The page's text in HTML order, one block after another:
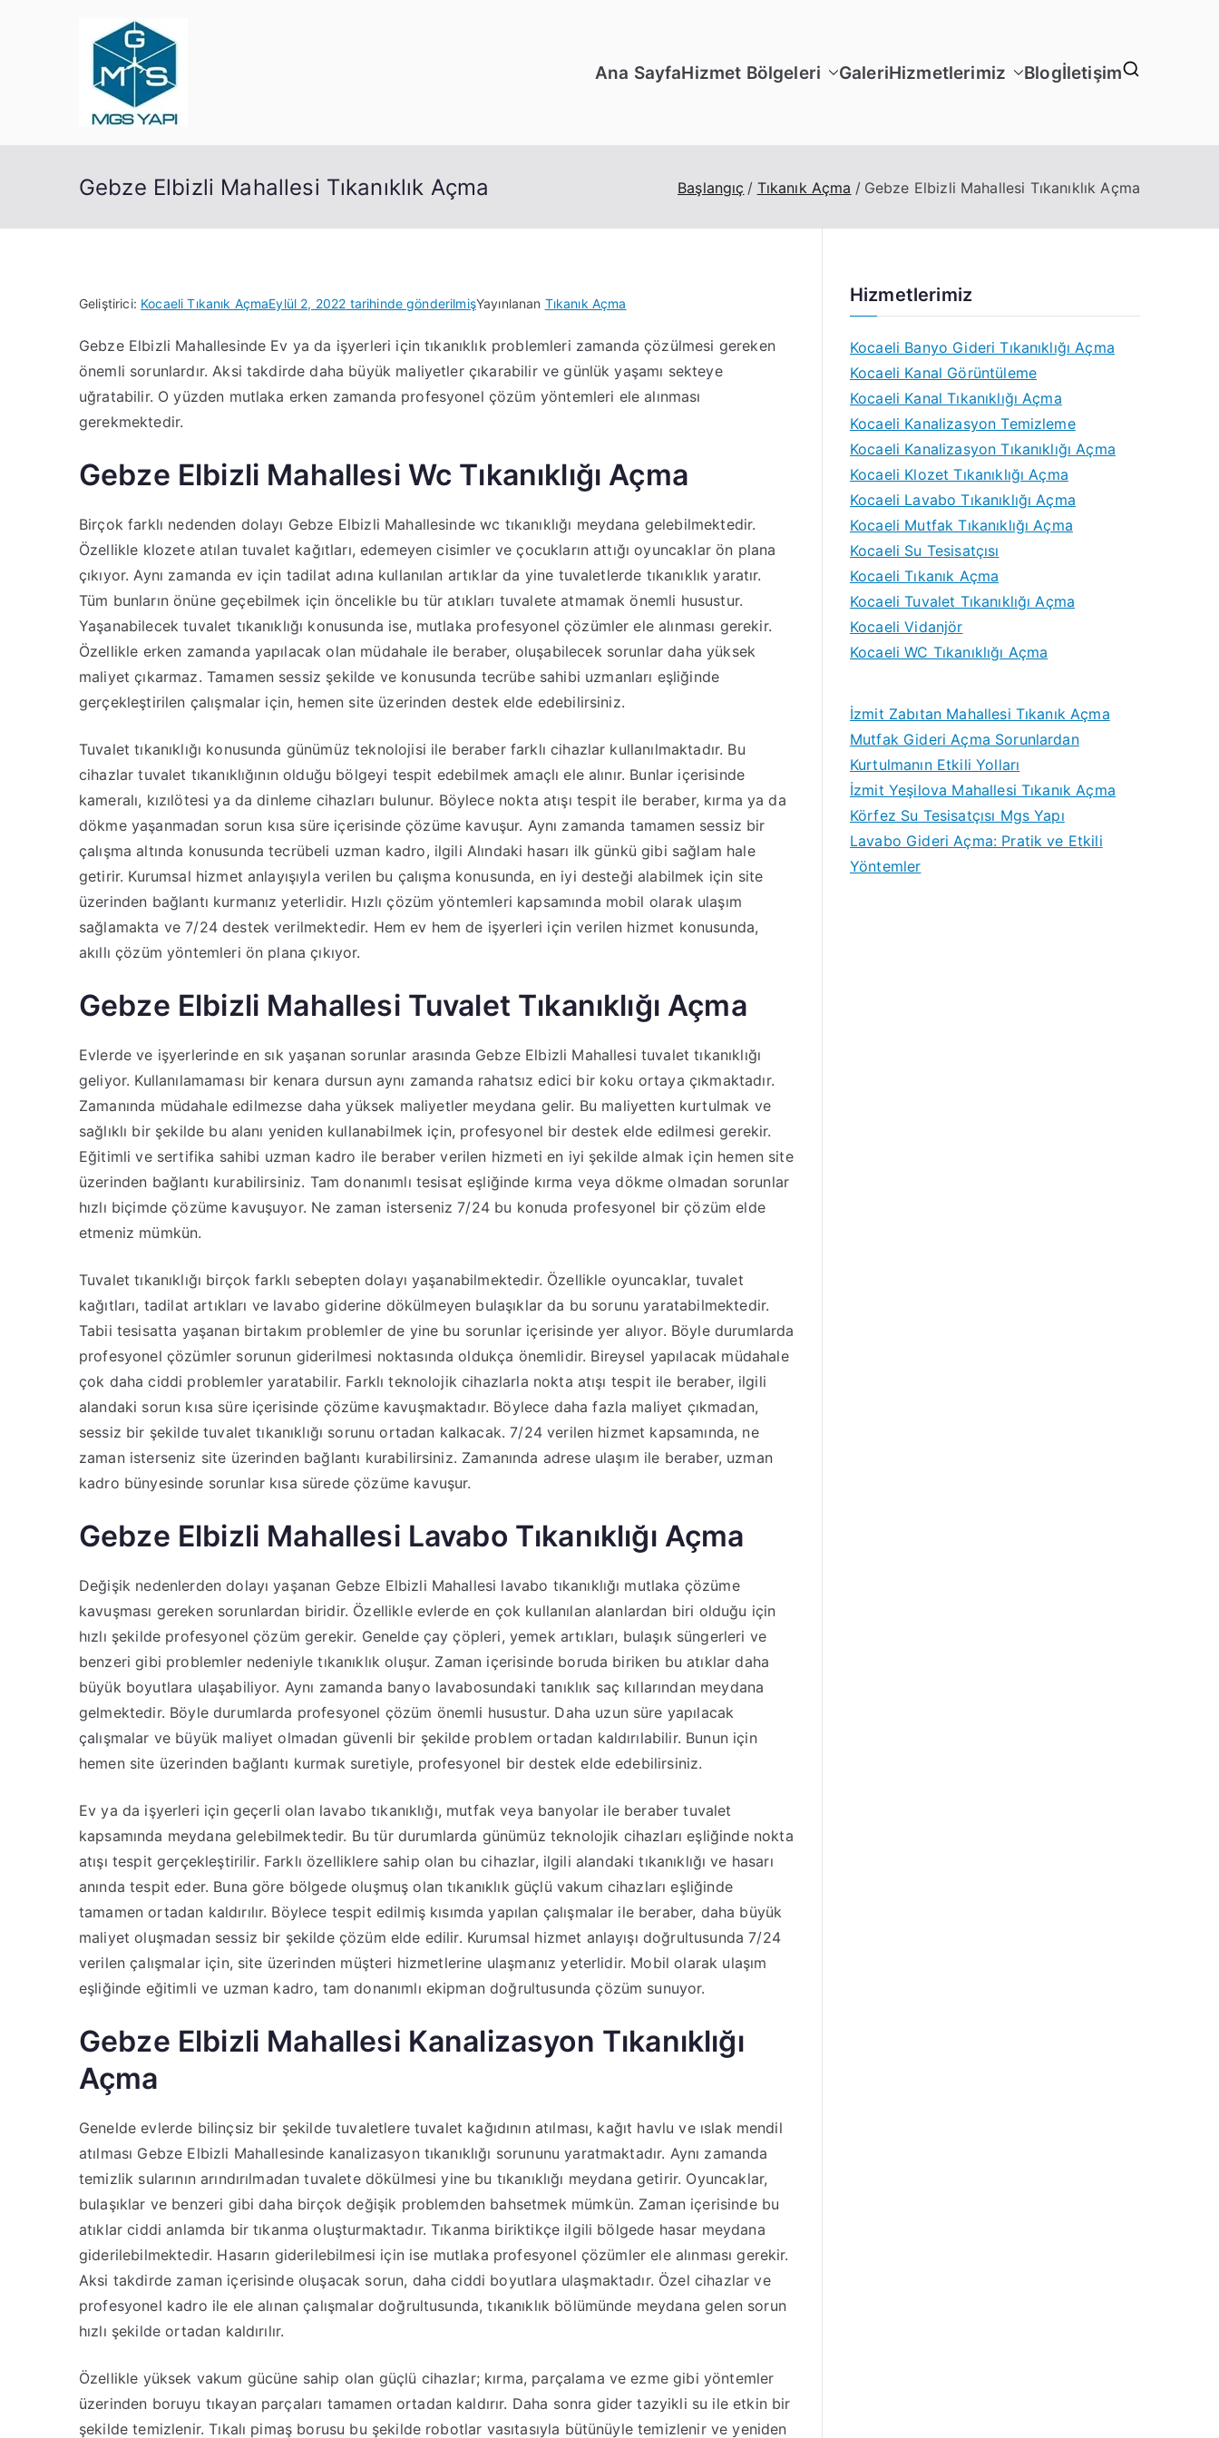
Ana SayfaHizmet Bölgeleri GaleriHizmetlerimiz Blogİletişim
Gebze Elbizli Mahallesi Tıkanıklık Açma Başlangıç Tıkanık Açma Gebze Elbizli Mahallesi Tıkanıklık Açma
Geliştirici: Kocaeli Tıkanık AçmaEylül 2, 2022 tarihinde gönderilmişYayınlanan Tıkanık Açma
Gebze Elbizli Mahallesinde Ev ya da işyerleri için tıkanıklık problemleri zamanda çözülmesi gereken
önemli sorunlardır. Aksi takdirde daha büyük maliyetler çıkarabilir ve günlük yaşamı sekteye
uğratabilir. O yüzden mutlaka erken zamanda profesyonel çözüm yöntemleri ele alınması
gerekmektedir.
Gebze Elbizli Mahallesi Wc Tıkanıklığı Açma
Birçok farklı nedenden dolayı Gebze Elbizli Mahallesinde wc tıkanıklığı meydana gelebilmektedir.
Özellikle klozete atılan tuvalet kağıtları, edemeyen cisimler ve çocukların attığı oyuncaklar ön plana
çıkıyor. Aynı zamanda ev için tadilat adına kullanılan artıklar da yine tuvaletlerde tıkanıklık yaratır.
Tüm bunların önüne geçebilmek için öncelikle bu tür atıkları tuvalete atmamak önemli husustur.
Yaşanabilecek tuvalet tıkanıklığı konusunda ise, mutlaka profesyonel çözümler ele alınması gerekir.
Özellikle erken zamanda yapılacak olan müdahale ile beraber, oluşabilecek sorunlar daha yüksek
maliyet çıkarmaz. Tamamen sessiz şekilde ve konusunda tecrübe sahibi uzmanları eşliğinde
gerçekleştirilen çalışmalar için, hemen site üzerinden destek elde edebilirsiniz.
Tuvalet tıkanıklığı konusunda günümüz teknolojisi ile beraber farklı cihazlar kullanılmaktadır. Bu
cihazlar tuvalet tıkanıklığının olduğu bölgeyi tespit edebilmek amaçlı ele alınır. Bunlar içerisinde
kameralı, kızılötesi ya da dinleme cihazları bulunur. Böylece nokta atışı tespit ile beraber, kırma ya da
dökme yaşanmadan sorun kısa süre içerisinde çözüme kavuşur. Aynı zamanda tamamen sessiz bir
çalışma altında konusunda tecrübeli uzman kadro, ilgili Alındaki hasarı ilk günkü gibi sağlam hale
getirir. Kurumsal hizmet anlayışıyla verilen bu çalışma konusunda, en iyi desteği alabilmek için site
üzerinden bağlantı kurmanız yeterlidir. Hızlı çözüm yöntemleri kapsamında mobil olarak ulaşım
sağlamakta ve 7/24 destek verilmektedir. Hem ev hem de işyerleri için verilen hizmet konusunda,
akıllı çözüm yöntemleri ön plana çıkıyor.
Gebze Elbizli Mahallesi Tuvalet Tıkanıklığı Açma
Evlerde ve işyerlerinde en sık yaşanan sorunlar arasında Gebze Elbizli Mahallesi tuvalet tıkanıklığı
geliyor. Kullanılamaması bir kenara dursun aynı zamanda rahatsız edici bir koku ortaya çıkmaktadır.
Zamanında müdahale edilmezse daha yüksek maliyetler meydana gelir. Bu maliyetten kurtulmak ve
sağlıklı bir şekilde bu alanı yeniden kullanabilmek için, profesyonel bir destek elde edilmesi gerekir.
Eğitimli ve sertifika sahibi uzman kadro ile beraber verilen hizmeti en iyi şekilde almak için hemen site
üzerinden bağlantı kurabilirsiniz. Tam donanımlı tesisat eşliğinde kırma veya dökme olmadan sorunlar
hızlı biçimde çözüme kavuşuyor. Ne zaman isterseniz 7/24 bu konuda profesyonel bir çözüm elde
etmeniz mümkün.
Tuvalet tıkanıklığı birçok farklı sebepten dolayı yaşanabilmektedir. Özellikle oyuncaklar, tuvalet
kağıtları, tadilat artıkları ve lavabo giderine dökülmeyen bulaşıklar da bu sorunu yaratabilmektedir.
Tabii tesisatta yaşanan birtakım problemler de yine bu sorunlar içerisinde yer alıyor. Böyle durumlarda
profesyonel çözümler sorunun giderilmesi noktasında oldukça önemlidir. Bireysel yapılacak müdahale
çok daha ciddi problemler yaratabilir. Farklı teknolojik cihazlarla nokta atışı tespit ile beraber, ilgili
alandaki sorun kısa süre içerisinde çözüme kavuşmaktadır. Böylece daha fazla maliyet çıkmadan,
sessiz bir şekilde tuvalet tıkanıklığı sorunu ortadan kalkacak. 7/24 verilen hizmet kapsamında, ne
zaman isterseniz site üzerinden bağlantı kurabilirsiniz. Zamanında adrese ulaşım ile beraber, uzman
kadro bünyesinde sorunlar kısa sürede çözüme kavuşur.
Gebze Elbizli Mahallesi Lavabo Tıkanıklığı Açma
Değişik nedenlerden dolayı yaşanan Gebze Elbizli Mahallesi lavabo tıkanıklığı mutlaka çözüme
kavuşması gereken sorunlardan biridir. Özellikle evlerde en çok kullanılan alanlardan biri olduğu için
hızlı şekilde profesyonel çözüm gerekir. Genelde çay çöpleri, yemek artıkları, bulaşık süngerleri ve
benzeri gibi problemler nedeniyle tıkanıklık oluşur. Zaman içerisinde boruda biriken bu atıklar daha
büyük boyutlara ulaşabiliyor. Aynı zamanda banyo lavabosundaki tanıklık saç kıllarından meydana
gelmektedir. Böyle durumlarda profesyonel çözüm önemli husustur. Daha uzun süre yapılacak
çalışmalar ve büyük maliyet olmadan güvenli bir şekilde problem ortadan kaldırılabilir. Bunun için
hemen site üzerinden bağlantı kurmak suretiyle, profesyonel bir destek elde edebilirsiniz.
Ev ya da işyerleri için geçerli olan lavabo tıkanıklığı, mutfak veya banyolar ile beraber tuvalet
kapsamında meydana gelebilmektedir. Bu tür durumlarda günümüz teknolojik cihazları eşliğinde nokta
atışı tespit gerçekleştirilir. Farklı özelliklere sahip olan bu cihazlar, ilgili alandaki tıkanıklığı ve hasarı
anında tespit eder. Buna göre bölgede oluşmuş olan tıkanıklık güçlü vakum cihazları eşliğinde
tamamen ortadan kaldırılır. Böylece tespit edilmiş kısımda yapılan çalışmalar ile beraber, daha büyük
maliyet oluşmadan sessiz bir şekilde çözüm elde edilir. Kurumsal hizmet anlayışı doğrultusunda 7/24
verilen çalışmalar için, site üzerinden müşteri hizmetlerine ulaşmanız yeterlidir. Mobil olarak ulaşım
eşliğinde eğitimli ve uzman kadro, tam donanımlı ekipman doğrultusunda çözüm sunuyor.
Gebze Elbizli Mahallesi Kanalizasyon Tıkanıklığı
Açma
Genelde evlerde bilinçsiz bir şekilde tuvaletlere tuvalet kağıdının atılması, kağıt havlu ve ıslak mendil
atılması Gebze Elbizli Mahallesinde kanalizasyon tıkanıklığı sorununu yaratmaktadır. Aynı zamanda
temizlik sularının arındırılmadan tuvalete dökülmesi yine bu tıkanıklığı meydana getirir. Oyuncaklar,
bulaşıklar ve benzeri gibi daha birçok değişik problemden bahsetmek mümkün. Zaman içerisinde bu
atıklar ciddi anlamda bir tıkanma oluşturmaktadır. Tıkanma biriktikçe ilgili bölgede hasar meydana
giderilebilmektedir. Hasarın giderilebilmesi için ise mutlaka profesyonel çözümler ele alınması gerekir.
Aksi takdirde zaman içerisinde oluşacak sorun, daha ciddi boyutlara ulaşmaktadır. Özel cihazlar ve
profesyonel kadro ile ele alınan çalışmalar doğrultusunda, tıkanıklık bölümünde meydana gelen sorun
hızlı şekilde ortadan kaldırılır.
Özellikle yüksek vakum gücüne sahip olan güçlü cihazlar; kırma, parçalama ve ezme gibi yöntemler
üzerinden boruyu tıkayan parçaları tamamen ortadan kaldırır. Daha sonra gider tazyikli su ile etkin bir
şekilde temizlenir. Tıkalı pimaş borusu bu şekilde robotlar vasıtasıyla bütünüyle temizlenir ve yeniden
Hizmetlerimiz
Kocaeli Banyo Gideri Tıkanıklığı Açma
Kocaeli Kanal Görüntüleme
Kocaeli Kanal Tıkanıklığı Açma
Kocaeli Kanalizasyon Temizleme
Kocaeli Kanalizasyon Tıkanıklığı Açma
Kocaeli Klozet Tıkanıklığı Açma
Kocaeli Lavabo Tıkanıklığı Açma
Kocaeli Mutfak Tıkanıklığı Açma
Kocaeli Su Tesisatçısı
Kocaeli Tıkanık Açma
Kocaeli Tuvalet Tıkanıklığı Açma
Kocaeli Vidanjör
Kocaeli WC Tıkanıklığı Açma
İzmit Zabıtan Mahallesi Tıkanık Açma
Mutfak Gideri Açma Sorunlardan
Kurtulmanın Etkili Yolları
İzmit Yeşilova Mahallesi Tıkanık Açma
Körfez Su Tesisatçısı Mgs Yapı
Lavabo Gideri Açma: Pratik ve Etkili
Yöntemler